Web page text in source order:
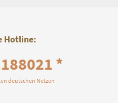
Hotline:
*
deutschen Netzen